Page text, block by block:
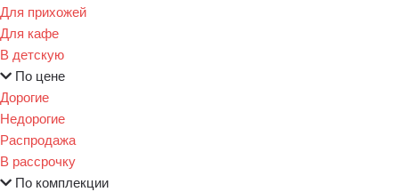
Для прихожей
Для кафе
В детскую
По цене
Дорогие
Недорогие
Распродажа
В рассрочку
По комплекции